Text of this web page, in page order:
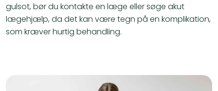
gulsot, bør du kontakte en læge eller søge akut
lægehjælp, da det kan være tegn på en komplikation,
som kræver hurtig behandling.